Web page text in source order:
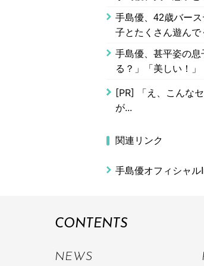
手島優、42歳バー
子とたくさん遊んで
手島優、甚平姿の
る？」「美しい！」
[PR] 「え、こんな
が...
関連リンク
手島優オフィシャル
CONTENTS
NEWS